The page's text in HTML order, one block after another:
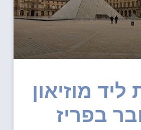
ליד מוזיאון
בפריז